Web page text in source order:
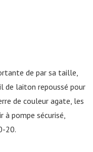
de par sa taille,
de laiton repoussé pour
de couleur agate, les
pompe sécurisé,
20.